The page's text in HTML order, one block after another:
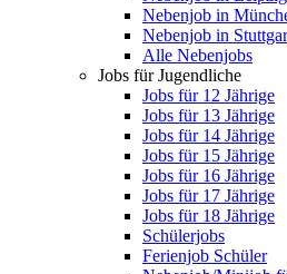
Nebenjob in
Nebenjob in
Alle Nebenjobs
Jobs für Jugendliche
Jobs für 12 Jährige
Jobs für 13 Jährige
Jobs für 14 Jährige
Jobs für 15 Jährige
Jobs für 16 Jährige
Jobs für 17 Jährige
Jobs für 18 Jährige
Schülerjobs
Ferienjob Schüler